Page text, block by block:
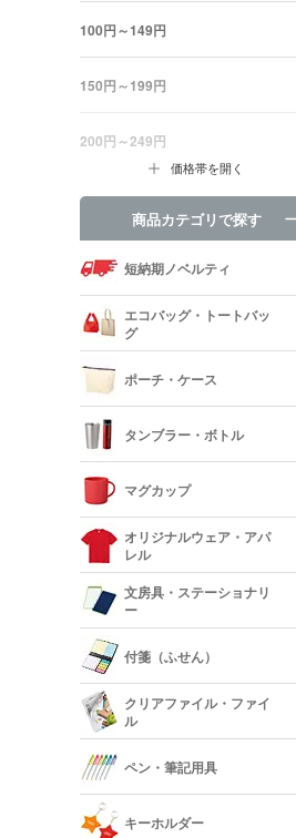
100円～149円
150円～199円
200円～249円
価格帯を開く
商品カテゴリで探す
短納期ノベルティ
エコバッグ・トートバッ
グ
ポーチ・ケース
タンブラー・ボトル
マグカップ
オリジナルウェア・アパ
レル
文房具・ステーショナリ
ー
付箋（ふせん）
クリアファイル・ファイ
ル
ペン・筆記用具
キーホルダー